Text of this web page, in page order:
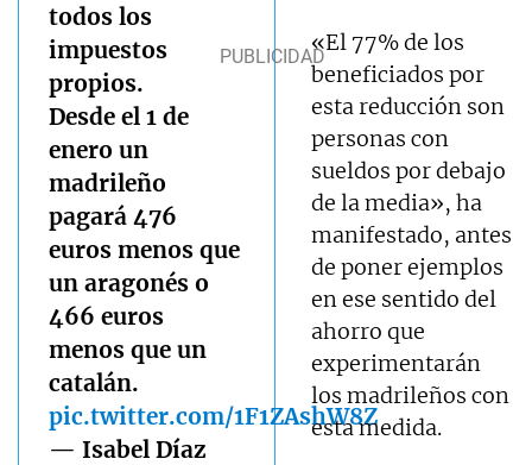
todos los
impuestos
propios.
Desde el 1 de
enero un
madrileño
pagará 476
euros menos que
un aragonés o
466 euros
menos que un
catalán.
pic.twitter.com/1F1ZAshW8Z
— Isabel Díaz
«El 77% de los
beneficiados por
esta reducción son
personas con
sueldos por debajo
de la media», ha
manifestado, antes
de poner ejemplos
en ese sentido del
ahorro que
experimentarán
los madrileños con
esta medida.